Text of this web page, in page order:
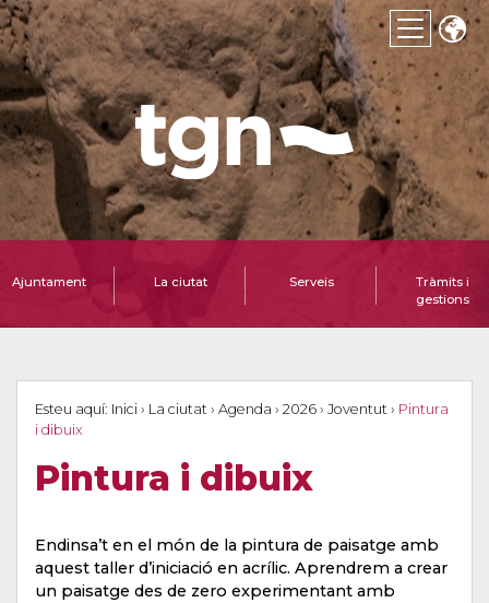
Ajuntament La ciutat Serveis
Tràmits i
gestions
Esteu aquí: Inici › La ciutat › Agenda › 2026 › Joventut › Pintura
i dibuix
Pintura i dibuix
Endinsa’t en el món de la pintura de paisatge amb
aquest taller d’iniciació en acrílic. Aprendrem a crear
un paisatge des de zero experimentant amb